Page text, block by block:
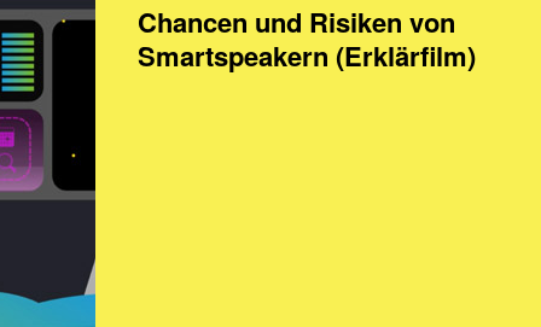
Chancen und Risiken von
Smartspeakern (Erklärfilm)